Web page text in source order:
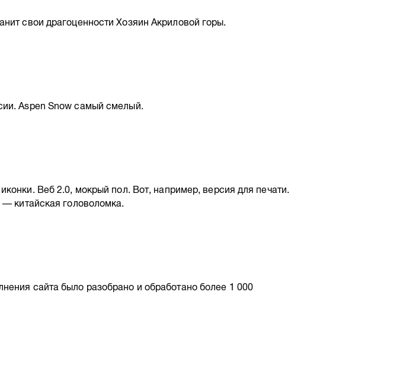
свои драгоценности Хозяин Акриловой горы.
Aspen Snow самый смелый.
Веб 2.0, мокрый пол. Вот, например, версия для печати.
китайская головоломка.
сайта было разобрано и обработано более 1 000